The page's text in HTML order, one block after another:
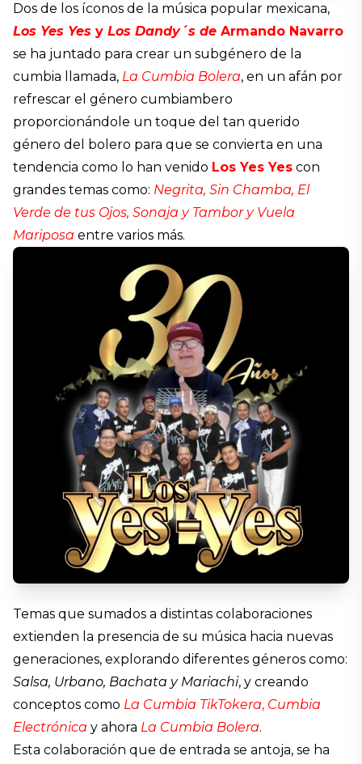
Dos de los íconos de la música popular mexicana,
Los Yes Yes y Los Dandy´s de Armando Navarro
se ha juntado para crear un subgénero de la
cumbia llamada, La Cumbia Bolera, en un afán por
refrescar el género cumbiambero
proporcionándole un toque del tan querido
género del bolero para que se convierta en una
tendencia como lo han venido Los Yes Yes con
grandes temas como: Negrita, Sin Chamba, El
Verde de tus Ojos, Sonaja y Tambor y Vuela
Mariposa entre varios más.
Temas que sumados a distintas colaboraciones
extienden la presencia de su música hacia nuevas
generaciones, explorando diferentes géneros como:
Salsa, Urbano, Bachata y Mariachi, y creando
conceptos como La Cumbia TikTokera, Cumbia
Electrónica y ahora La Cumbia Bolera.
Esta colaboración que de entrada se antoja, se ha